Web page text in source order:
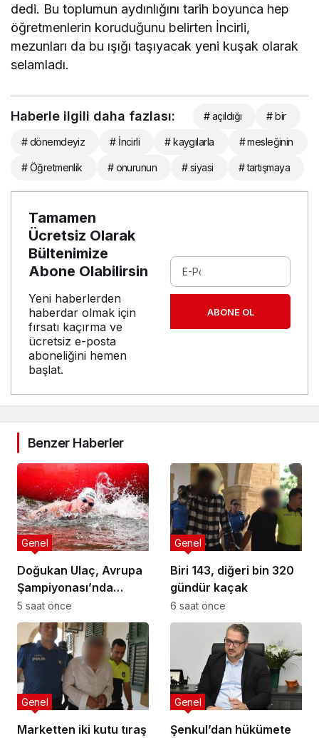
dedi. Bu toplumun aydınlığını tarih boyunca hep
öğretmenlerin koruduğunu belirten İncirli,
mezunları da bu ışığı taşıyacak yeni kuşak olarak
selamladı.
Haberle ilgili daha fazlası: # açıldığı # bir
# dönemdeyiz # İncirli # kaygılarla # mesleğinin
# Öğretmenlik # onurunun # siyasi # tartışmaya
Tamamen
Ücretsiz Olarak
Bültenimize
Abone Olabilirsin
Yeni haberlerden
haberdar olmak için
fırsatı kaçırma ve
ücretsiz e-posta
aboneliğini hemen
başlat.
ABONE OL
Benzer Haberler
Doğukan Ulaç, Avrupa
Şampiyonası’nda
Türkiye Milli Takımı ile
mücadele etti
Genel
5 saat önce
Biri 143, diğeri bin 320
gündür kaçak
Genel
6 saat önce
Marketten iki kutu tıraş
Genel
Şenkul’dan hükümete
Genel